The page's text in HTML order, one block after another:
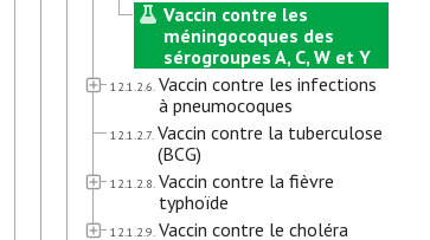
Vaccin contre les
méningocoques des
sérogroupes A, C, W et Y
12.1.2.6. Vaccin contre les infections
à pneumocoques
12.1.2.7. Vaccin contre la tuberculose
(BCG)
12.1.2.8. Vaccin contre la fièvre
typhoïde
12.1.2.9. Vaccin contre le choléra